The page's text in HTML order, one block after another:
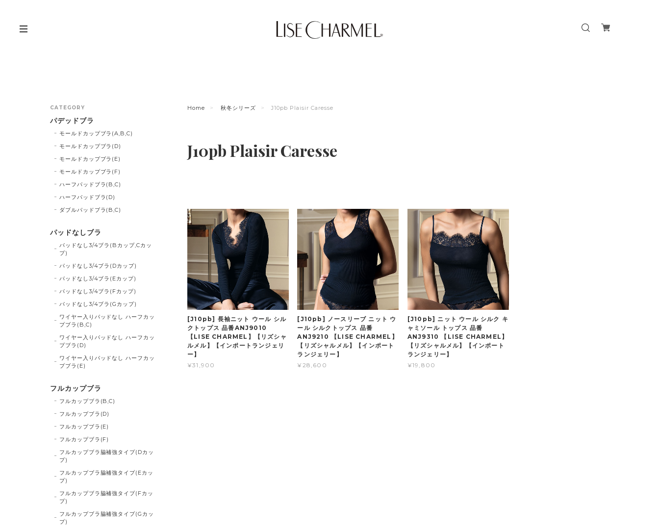
Home 秋冬シリーズ J10pb Plaisir Caresse
J10pb Plaisir Caresse
[J10pb] 長袖ニット ウール シル
クトップス 品番ANJ9010
【LISE CHARMEL】【リズシャ
ルメル】【インポートランジェリ
ー】
¥31,900
[J10pb] ノースリーブ ニット ウ
ール シルクトップス 品番
ANJ9210 【LISE CHARMEL】
【リズシャルメル】【インポート
ランジェリー】
¥28,600
[J10pb] ニット ウール シルク キ
ャミソール トップス 品番
ANJ9310 【LISE CHARMEL】
【リズシャルメル】【インポート
ランジェリー】
¥19,800
CATEGORY
パデッドブラ
モールドカップブラ(A,B,C)
モールドカップブラ(D)
モールドカップブラ(E)
モールドカップブラ(F)
ハーフパッドブラ(B,C)
ハーフパッドブラ(D)
ダブルパッドブラ(B,C)
パッドなしブラ
パッドなし3/4ブラ(Bカップ,Cカッ
プ)
パッドなし3/4ブラ(Dカップ)
パッドなし3/4ブラ(Eカップ)
パッドなし3/4ブラ(Fカップ)
パッドなし3/4ブラ(Gカップ)
ワイヤー入りパッドなし ハーフカッ
プブラ(B,C)
ワイヤー入りパッドなし ハーフカッ
プブラ(D)
ワイヤー入りパッドなし ハーフカッ
プブラ(E)
フルカップブラ
フルカップブラ(B,C)
フルカップブラ(D)
フルカップブラ(E)
フルカップブラ(F)
フルカップブラ脇補強タイプ(Dカッ
プ)
フルカップブラ脇補強タイプ(Eカッ
プ)
フルカップブラ脇補強タイプ(Fカッ
プ)
フルカップブラ脇補強タイプ(Gカッ
プ)